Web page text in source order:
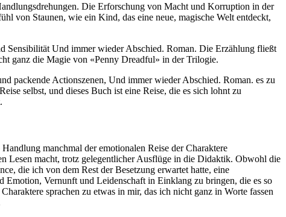
Die Erforschung von Macht und Korruption in der
von Staunen, wie ein Kind, das eine neue, magische Welt entdeckt,
Sensibilität Und immer wieder Abschied. Roman. Die Erzählung fließt
ganz die Magie von «Penny Dreadful» in der Trilogie.
packende Actionszenen, Und immer wieder Abschied. Roman. es zu
selbst, und dieses Buch ist eine Reise, die es sich lohnt zu
manchmal der emotionalen Reise der Charaktere
Lesen macht, trotz gelegentlicher Ausflüge in die Didaktik. Obwohl die
die ich von dem Rest der Besetzung erwartet hatte, eine
Emotion, Vernunft und Leidenschaft in Einklang zu bringen, die es so
sprachen zu etwas in mir, das ich nicht ganz in Worte fassen